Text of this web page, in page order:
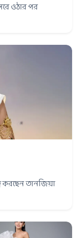
ওঠার পর
করছেন তানজিয়া